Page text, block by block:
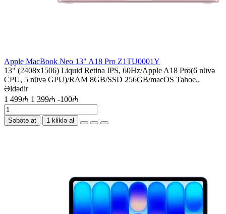
Apple MacBook Neo 13" A18 Pro Z1TU0001Y
13" (2408x1506) Liquid Retina IPS, 60Hz/Apple A18 Pro(6 nüvə
CPU, 5 nüvə GPU)/RAM 8GB/SSD 256GB/macOS Tahoe..
Əldədir
1 499₼ 1 399₼ -100₼
Səbətə at 1 kliklə al